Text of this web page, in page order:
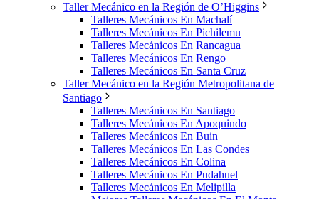
Taller Mecánico en la Región de O’Higgins
Talleres Mecánicos En Machalí
Talleres Mecánicos En Pichilemu
Talleres Mecánicos En Rancagua
Talleres Mecánicos En Rengo
Talleres Mecánicos En Santa Cruz
Taller Mecánico en la Región Metropolitana de
Santiago
Talleres Mecánicos En Santiago
Talleres Mecánicos En Apoquindo
Talleres Mecánicos En Buin
Talleres Mecánicos En Las Condes
Talleres Mecánicos En Colina
Talleres Mecánicos En Pudahuel
Talleres Mecánicos En Melipilla